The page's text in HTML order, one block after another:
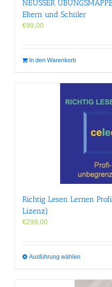
NEUSSER
Eltern und Schüler
€99,00
In den Warenkorb
Richtig Lesen Lernen
Lizenz)
€299,00
Ausführung wählen